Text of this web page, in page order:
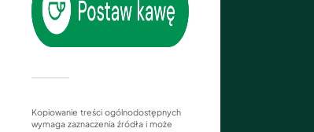
Kopiowanie treści ogólnodostępnych
wymaga zaznaczenia źródła i może